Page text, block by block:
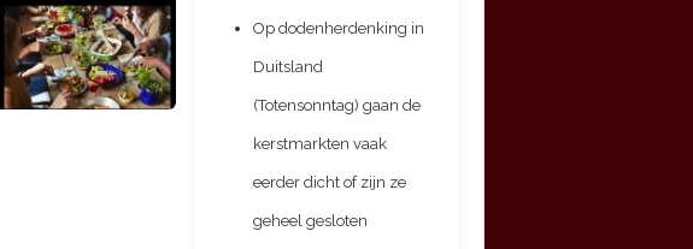
Op dodenherdenking in
Duitsland
(Totensonntag) gaan de
kerstmarkten vaak
eerder dicht of zijn ze
geheel gesloten